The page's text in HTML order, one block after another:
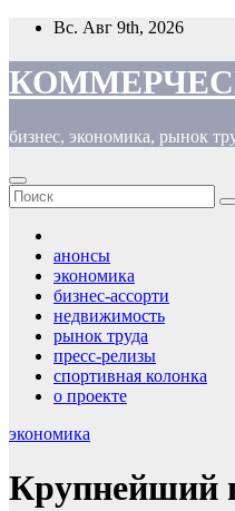
Перейти
содержимому
Вс. Авг 9th, 2026
бизнес, экономика, рынок
анонсы
экономика
бизнес-ассорти
недвижимость
рынок труда
пресс-релизы
спортивная колонка
о проекте
экономика
Крупнейший